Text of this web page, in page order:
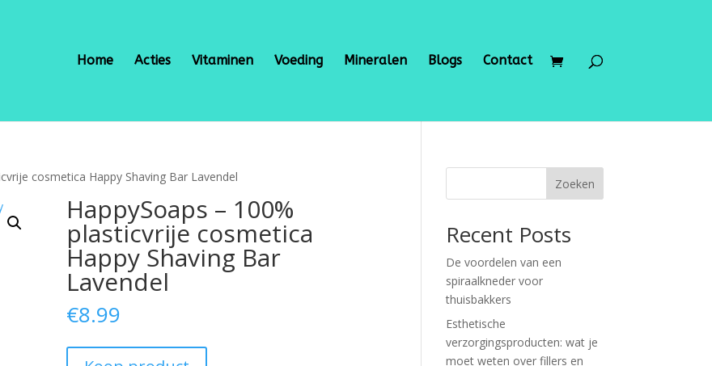
Home Acties Vitaminen Voeding Mineralen Blogs Contact
cosmetica Happy Shaving Bar Lavendel
HappySoaps – 100%
plasticvrije cosmetica
Happy Shaving Bar
Lavendel
€8.99
Zoeken
Recent Posts
De voordelen van een
spiraalkneder voor
thuisbakkers
Esthetische
verzorgingsproducten: wat je
moet weten over fillers en